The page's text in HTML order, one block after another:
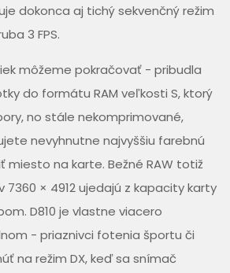
dokonca aj tichý sekvenčný režim
3 FPS.
môžeme pokračovať - pribudla
do formátu RAM veľkosti S, ktorý
no stále nekomprimované,
nevyhnutne najvyššiu farebnú
miesto na karte. Bežné RAW totiž
7360 × 4912 ujedajú z kapacity karty
D810 je vlastne viacero
- priaznivci fotenia športu či
na režim DX, keď sa snímač